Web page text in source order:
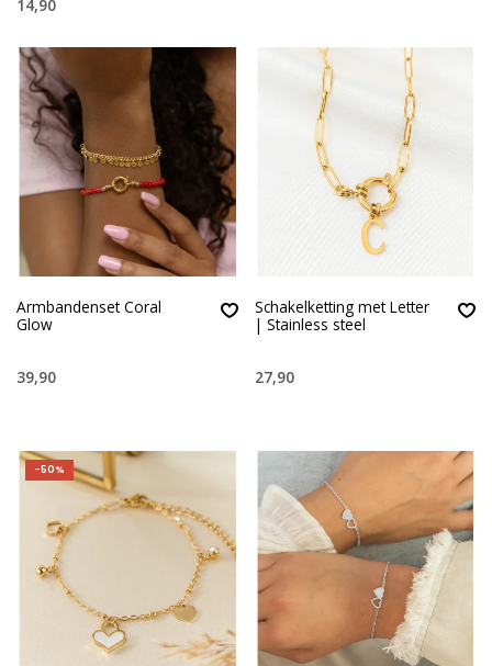
14,90
Armbandenset Coral
Glow
39,90
Schakelketting met Letter
| Stainless steel
27,90
-50%